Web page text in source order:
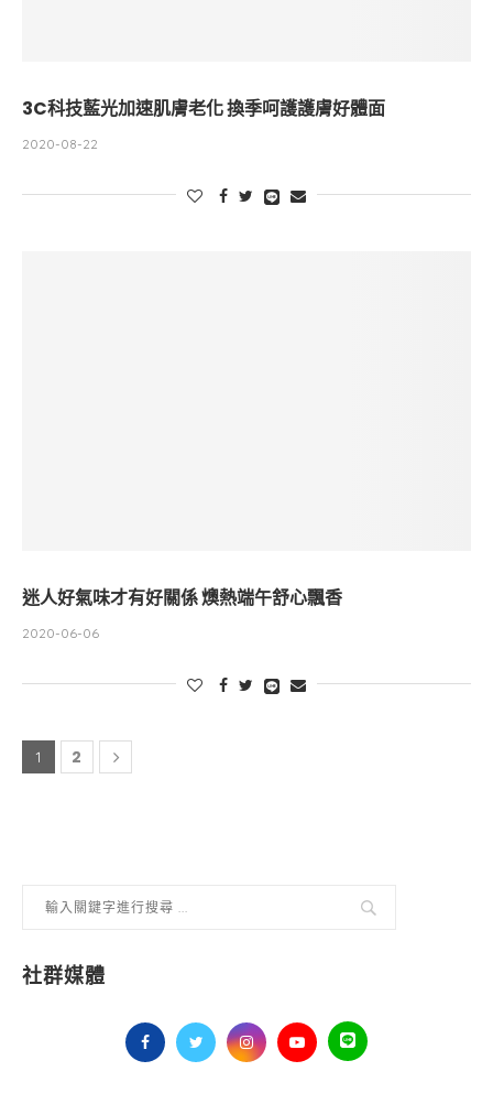
3C科技藍光加速肌膚老化 換季呵護護膚好體面
2020-08-22
迷人好氣味才有好關係 燠熱端午舒心飄香
2020-06-06
1 2
社群媒體